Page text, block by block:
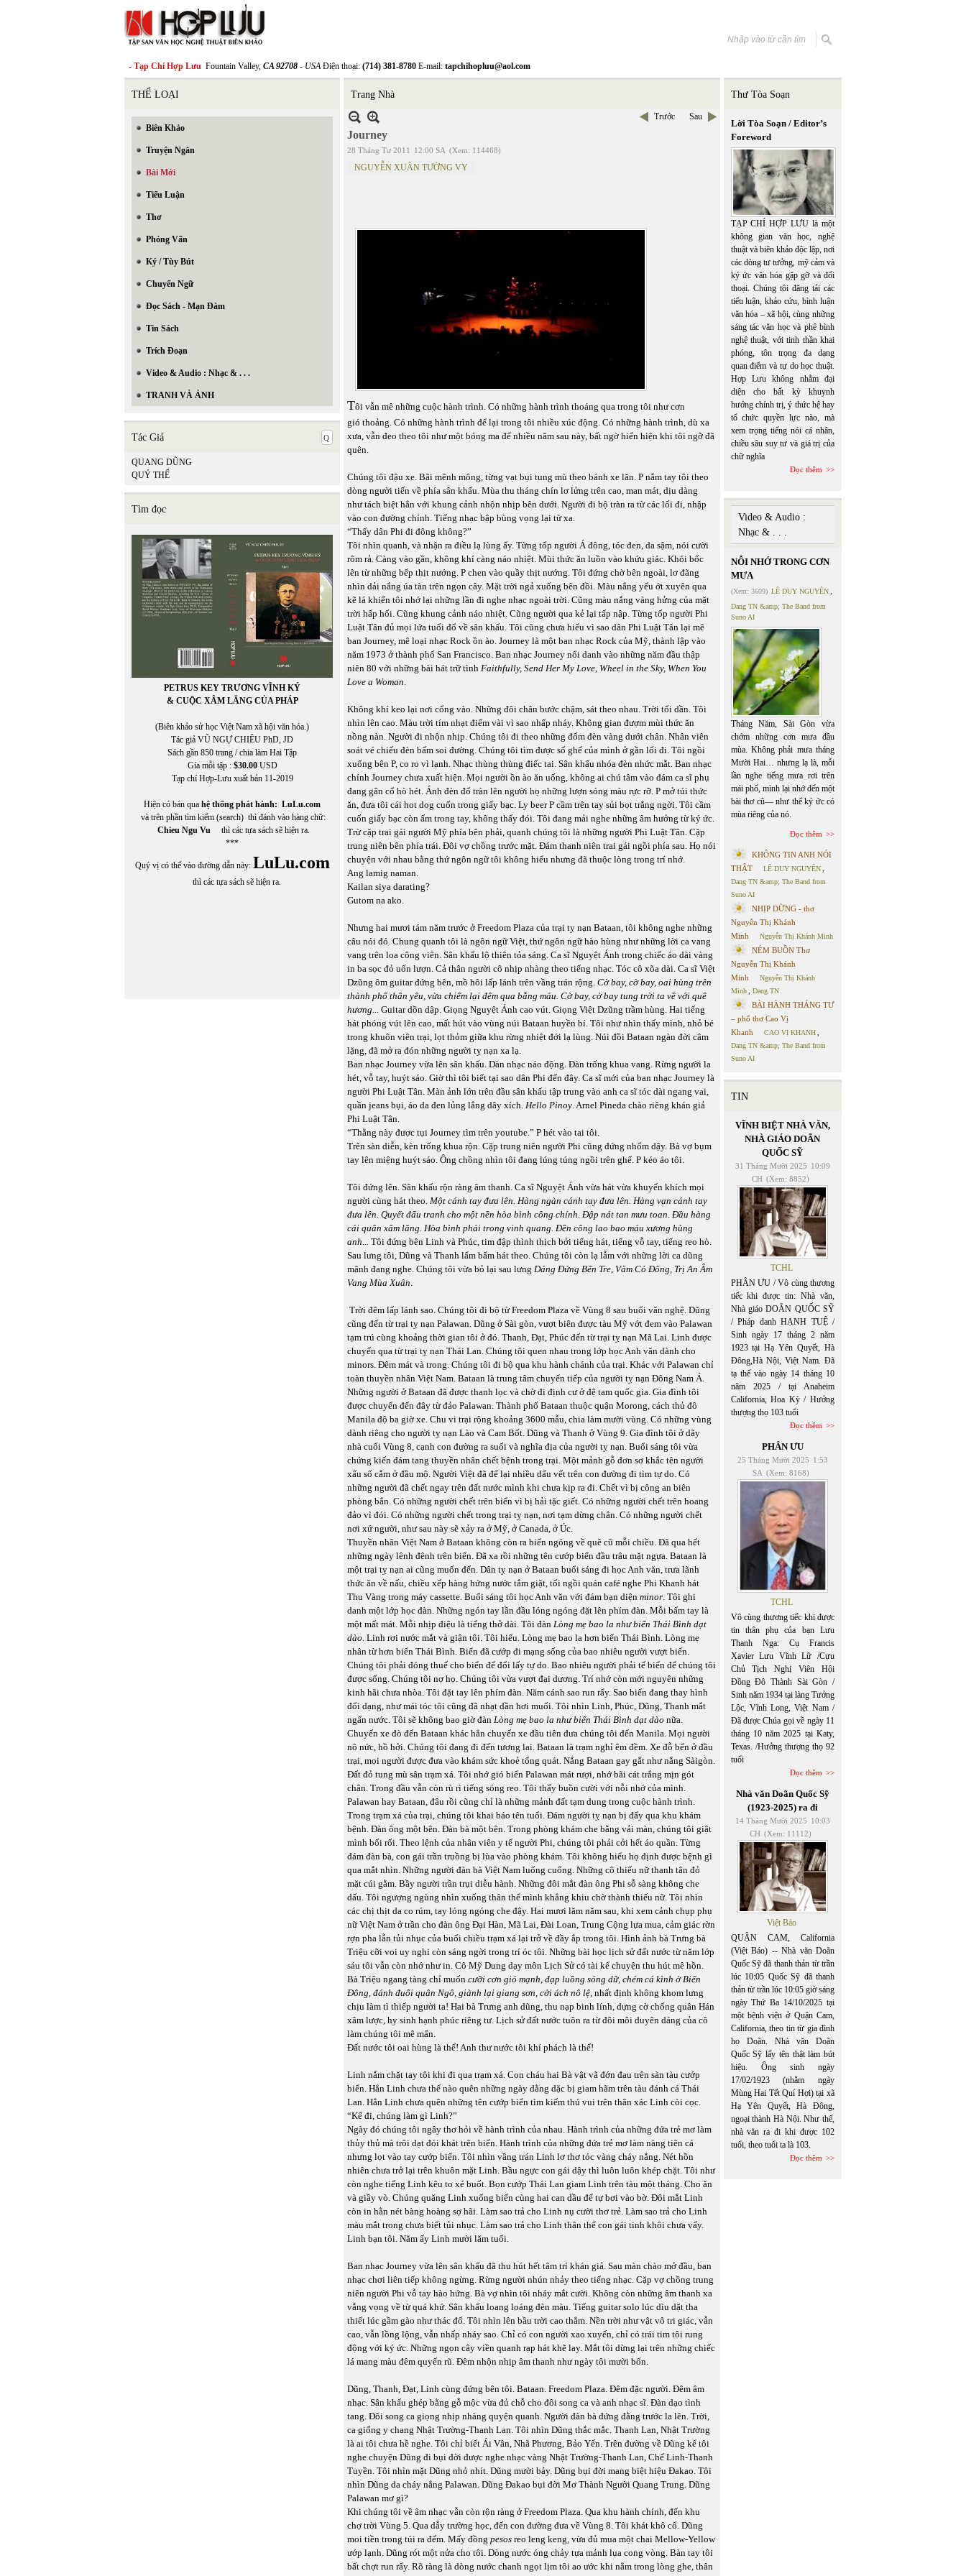
- Tạp Chí Hợp Lưu Fountain Valley, CA 92708 - USAĐiện thoại: (714) 381-8780 E-mail: tapchihopluu@aol.com
THỂ LOẠI
Biên Khảo
Truyện Ngắn
Bài Mới
Tiểu Luận
Thơ
Phỏng Vấn
Ký / Tùy Bút
Chuyển Ngữ
Đọc Sách - Mạn Đàm
Tin Sách
Trích Đoạn
Video & Audio : Nhạc & . . .
TRANH VÀ ẢNH
Tác Giả
QUANG DŨNG
QUÝ THỂ
Tìm đọc
PETRUS KEY TRƯƠNG VĨNH KÝ
& CUỘC XÂM LĂNG CỦA PHÁP
(Biên khảo sử học Việt Nam xã hội văn hóa.)
Tác giả VŨ NGỰ CHIÊU PhD, JD
Sách gần 850 trang / chia làm Hai Tập
Gía mỗi tập : $30.00USD
Tạp chí Hợp-Lưu xuất bản 11-2019
Hiện có bán qua hệ thống phát hành: LuLu.com
và trên phần tìm kiếm (search) thì đánh vào hàng chữ:
Chieu Ngu Vu thì các tựa sách sẽ hiện ra.
***
Quý vị có thể vào đường dẫn này: LuLu.com
thì các tựa sách sẽ hiện ra.
Trang Nhà
Trước Sau
Journey
28 Tháng Tư 2011 12:00 SA (Xem: 114468)
NGUYỄN XUÂN TƯỜNG VY
Tôi vẫn mê những cuộc hành trình. Có những hành trình thoáng qua trong tôi như cơn
gió thoảng. Có những hành trình để lại trong tôi nhiều xúc động. Có những hành trình, dù xa
xưa, vẫn đeo theo tôi như một bóng ma để nhiều năm sau này, bất ngờ hiển hiện khi tôi ngỡ đã
quên.
Chúng tôi đậu xe. Bãi mênh mông, từng vạt bụi tung mù theo bánh xe lăn. P nắm tay tôi theo
dòng người tiến về phía sân khấu. Mùa thu tháng chín lơ lửng trên cao, man mát, dịu dàng
như tách biệt hẳn với khung cảnh nhộn nhịp bên dưới. Người đi bộ tràn ra từ các lối đi, nhập
vào con đường chính. Tiếng nhạc bập bùng vọng lại từ xa.
“Thấy dân Phi đi đông không?”
Tôi nhìn quanh, và nhận ra điều lạ lùng ấy. Từng tốp người Á đông, tóc đen, da sậm, nói cười
rôm rả. Càng vào gần, không khí càng náo nhiệt. Mùi thức ăn luồn vào khứu giác. Khói bốc
lên từ những bếp thịt nướng. P chen vào quầy thịt nướng. Tôi đứng chờ bên ngoài, lơ đãng
nhìn dải nắng úa tàn trên ngọn cây. Mặt trời ngả xuống bên đồi. Màu nắng yếu ớt xuyên qua
kẽ lá khiến tôi nhớ lại những lần đi nghe nhạc ngoài trời. Cũng màu nắng vàng hửng của mặt
trời hấp hối. Cũng khung cảnh náo nhiệt. Cũng người qua kẻ lại tấp nập. Từng tốp người Phi
Luật Tân đủ mọi lứa tuổi đổ về sân khấu. Tôi cũng chưa hiểu vì sao dân Phi Luật Tân lại mê
ban Journey, mê loại nhạc Rock ồn ào. Journey là một ban nhạc Rock của Mỹ, thành lập vào
năm 1973 ở thành phố San Francisco. Ban nhạc Journey nổi danh vào những năm đầu thập
niên 80 với những bài hát trữ tình Faithfully, Send Her My Love, Wheel in the Sky, When You
Love a Woman.
Không khí keo lại nơi cổng vào. Những đôi chân bước chậm, sát theo nhau. Trời tối dần. Tôi
nhìn lên cao. Màu trời tím nhạt điểm vài vì sao nhấp nháy. Không gian đượm mùi thức ăn
nồng nàn. Người đi nhộn nhịp. Chúng tôi đi theo những đốm đèn vàng dưới chân. Nhân viên
soát vé chiếu đèn bấm soi đường. Chúng tôi tìm được số ghế của mình ở gần lối đi. Tôi ngồi
xuống bên P, co ro vì lạnh. Nhạc thùng thùng điếc tai. Sân khấu nhóa đèn nhức mắt. Ban nhạc
chính Journey chưa xuất hiện. Mọi người ồn ào ăn uống, không ai chú tâm vào đám ca sĩ phụ
đang gân cổ hò hét. Ánh đèn đổ tràn lên người họ những lượn sóng màu rực rỡ. P mở túi thức
ăn, đưa tôi cái hot dog cuốn trong giấy bạc. Ly beer P cầm trên tay sủi bọt trắng ngời. Tôi cầm
cuốn giấy bạc còn ấm trong tay, không thấy đói. Tôi đang mải nghe những âm hưởng từ ký ức.
Trừ cặp trai gái người Mỹ phía bên phải, quanh chúng tôi là những người Phi Luật Tân. Cặp
trung niên bên phía trái. Đôi vợ chồng trước mặt. Đám thanh niên trai gái ngồi phía sau. Họ nói
chuyện với nhau bằng thứ ngôn ngữ tôi không hiểu nhưng đã thuộc lòng trong trí nhớ.
Ang lamig naman.
Kailan siya darating?
Gutom na ako.
Nhưng hai mươi tám năm trước ở Freedom Plaza của trại tỵ nạn Bataan, tôi không nghe những
câu nói đó. Chung quanh tôi là ngôn ngữ Việt, thứ ngôn ngữ hào hùng như những lời ca vang
vang trên loa công viên. Sân khấu lộ thiên tỏa sáng. Ca sĩ Nguyệt Ánh trong chiếc áo dài vàng
in ba sọc đỏ uốn lượn. Cả thân người cô nhịp nhàng theo tiếng nhạc. Tóc cô xõa dài. Ca sĩ Việt
Dzũng ôm guitar đứng bên, mồ hôi lấp lánh trên vầng trán rộng. Cờ bay, cờ bay, oai hùng trên
thành phố thân yêu, vừa chiếm lại đêm qua bằng máu. Cờ bay, cờ bay tung trời ta về với quê
hương... Guitar dồn dập. Giọng Nguyệt Ánh cao vút. Giọng Việt Dzũng trầm hùng. Hai tiếng
hát phóng vút lên cao, mất hút vào vùng núi Bataan huyền bí. Tôi như nhìn thấy mình, nhỏ bé
trong khuôn viên trại, lọt thỏm giữa khu rừng nhiệt đới lạ lùng. Núi đồi Bataan ngàn đời câm
lặng, đã mở ra đón những người tỵ nạn xa lạ.
Ban nhạc Journey vừa lên sân khấu. Dàn nhạc náo động. Đàn trống khua vang. Rừng người la
hét, vỗ tay, huýt sáo. Giờ thì tôi biết tại sao dân Phi đến đây. Ca sĩ mới của ban nhạc Journey là
người Phi Luật Tân. Màn ảnh lớn trên đầu sân khấu tập trung vào anh ca sĩ tóc dài ngang vai,
quần jeans bụi, áo da đen lủng lẳng dây xích. Hello Pinoy. Arnel Pineda chào riêng khán giả
Phi Luật Tân.
“Thằng này được tụi Journey tìm trên youtube.” P hét vào tai tôi.
Trên sàn diễn, kèn trống khua rộn. Cặp trung niên người Phi cũng đứng nhổm dậy. Bà vợ bụm
tay lên miệng huýt sáo. Ông chồng nhìn tôi đang lúng túng ngồi trên ghế. P kéo áo tôi.
Tôi đứng lên. Sân khấu rộn ràng âm thanh. Ca sĩ Nguyệt Ánh vừa hát vừa khuyến khích mọi
người cùng hát theo. Một cánh tay đưa lên. Hàng ngàn cánh tay đưa lên. Hàng vạn cánh tay
đưa lên. Quyết đấu tranh cho một nền hòa bình công chính. Đập nát tan mưu toan. Đầu hàng
cái quân xâm lăng. Hòa bình phải trong vinh quang. Đền công lao bao máu xương hùng
anh... Tôi đứng bên Linh và Phúc, tim đập thình thịch bởi tiếng hát, tiếng vỗ tay, tiếng reo hò.
Sau lưng tôi, Dũng và Thanh lẩm bẩm hát theo. Chúng tôi còn lạ lẫm với những lời ca dũng
mãnh đang nghe. Chúng tôi vừa bỏ lại sau lưng Dáng Đứng Bến Tre, Vàm Cỏ Đông, Trị An Âm
Vang Mùa Xuân.
Trời đêm lấp lánh sao. Chúng tôi đi bộ từ Freedom Plaza về Vùng 8 sau buổi văn nghệ. Dũng
cũng đến từ trại tỵ nạn Palawan. Dũng ở Sài gòn, vượt biên được tàu Mỹ vớt đem vào Palawan
tạm trú cùng khoảng thời gian tôi ở đó. Thanh, Đạt, Phúc đến từ trại tỵ nạn Mã Lai. Linh được
chuyển qua từ trại tỵ nạn Thái Lan. Chúng tôi quen nhau trong lớp học Anh văn dành cho
minors. Đêm mát và trong. Chúng tôi đi bộ qua khu hành chánh của trại. Khác với Palawan chỉ
toàn thuyền nhân Việt Nam. Bataan là trung tâm chuyển tiếp của người tỵ nạn Đông Nam Á.
Những người ở Bataan đã được thanh lọc và chờ đi định cư ở đệ tam quốc gia. Gia đình tôi
được chuyển đến đây từ đảo Palawan. Thành phố Bataan thuộc quận Morong, cách thủ đô
Manila độ ba giờ xe. Chu vi trại rộng khoảng 3600 mẫu, chia làm mười vùng. Có những vùng
dành riêng cho người tỵ nạn Lào và Cam Bốt. Dũng và Thanh ở Vùng 9. Gia đình tôi ở dãy
nhà cuối Vùng 8, cạnh con đường ra suối và nghĩa địa của người tỵ nạn. Buổi sáng tôi vừa
chứng kiến đám tang thuyền nhân chết bệnh trong trại. Một mảnh gỗ đơn sơ khắc tên người
xấu số cắm ở đầu mộ. Người Việt đã để lại nhiều dấu vết trên con đường đi tìm tự do. Có
những người đã chết ngay trên đất nước mình khi chưa kịp ra đi. Chết vì bị công an biên
phòng bắn. Có những người chết trên biển vì bị hải tặc giết. Có những người chết trên hoang
đảo vì đói. Có những người chết trong trại tỵ nạn, nơi tạm dừng chân. Có những người chết
nơi xứ người, như sau này sẽ xảy ra ở Mỹ, ở Canada, ở Úc.
Thuyền nhân Việt Nam ở Bataan không còn ra biển ngóng về quê cũ mỗi chiều. Đã qua hết
những ngày lênh đênh trên biển. Đã xa rồi những tên cướp biển đầu trâu mặt ngựa. Bataan là
một trại tỵ nạn ai cũng muốn đến. Dân tỵ nạn ở Bataan buổi sáng đi học Anh văn, trưa lãnh
thức ăn về nấu, chiều xếp hàng hứng nước tắm giặt, tối ngồi quán café nghe Phi Khanh hát
Thu Vàng trong máy cassette. Buổi sáng tôi học Anh văn với đám bạn diện minor. Tôi ghi
danh một lớp học đàn. Những ngón tay lần đầu lóng ngóng đặt lên phím đàn. Mỗi bấm tay là
một mất mát. Mỗi nhịp điệu là tiếng thở dài. Tôi đàn Lòng mẹ bao la như biển Thái Bình dạt
dào. Linh rơi nước mắt và giận tôi. Tôi hiểu. Lòng mẹ bao la hơn biển Thái Bình. Lòng mẹ
nhân từ hơn biển Thái Bình. Biển đã cướp đi mạng sống của bao nhiêu người vượt biển.
Chúng tôi phải đóng thuế cho biển để đổi lấy tự do. Bao nhiêu người phải tế biển để chúng tôi
được sống. Chúng tôi nợ họ. Chúng tôi vừa vượt đại dương. Trí nhớ còn mới nguyên những
kinh hãi chưa nhòa. Tôi đặt tay lên phím đàn. Năm cánh sao run rẩy. Sao biển đang thay hình
đổi dạng, như mái tóc tôi cũng đã nhạt dần hơi muối. Tôi nhìn Linh, Phúc, Dũng, Thanh mắt
ngấn nước. Tôi sẽ không bao giờ đàn Lòng mẹ bao la như biển Thái Bình dạt dào nữa.
Chuyến xe đò đến Bataan khác hẳn chuyến xe đầu tiên đưa chúng tôi đến Manila. Mọi người
nô nức, hồ hởi. Chúng tôi đang đi đến tương lai. Bataan là trạm nghỉ êm đềm. Xe đỗ bến ở đầu
trại, mọi người được đưa vào khám sức khoẻ tổng quát. Nắng Bataan gay gắt như nắng Sàigòn.
Đất đỏ tung mù sân trạm xá. Tôi nhớ gió biển Palawan mát rượi, nhớ bãi cát trắng mịn gót
chân. Trong đầu vẫn còn rù rì tiếng sóng reo. Tôi thấy buồn cười với nỗi nhớ của mình.
Palawan hay Bataan, đâu rồi cũng chỉ là những mảnh đất tạm dung trong cuộc hành trình.
Trong trạm xá của trại, chúng tôi khai báo tên tuổi. Đám người tỵ nạn bị đẩy qua khu khám
bệnh. Đàn ông một bên. Đàn bà một bên. Trong phòng khám che bằng vải màn, chúng tôi giật
mình bối rối. Theo lệnh của nhân viên y tế người Phi, chúng tôi phải cởi hết áo quần. Từng
đám đàn bà, con gái trần truồng bị lùa vào phòng khám. Tôi không hiểu họ định được bệnh gì
qua mắt nhìn. Những người đàn bà Việt Nam luống cuống. Những cô thiếu nữ thanh tân đỏ
mặt cúi gằm. Bầy người trần trụi diễu hành. Những đôi mắt đàn ông Phi sỗ sàng không che
dấu. Tôi ngượng ngùng nhìn xuống thân thể mình khẳng khiu chờ thành thiếu nữ. Tôi nhìn
các chị thịt da co rúm, tay lóng ngóng che đậy. Hai mươi lăm năm sau, khi xem cảnh chụp phụ
nữ Việt Nam ở trần cho đàn ông Đại Hàn, Mã Lai, Đài Loan, Trung Cộng lựa mua, cảm giác rờn
rợn pha lẫn tủi nhục của buổi chiều trạm xá lại trở về đầy ắp trong tôi. Hình ảnh bà Trưng bà
Triệu cỡi voi uy nghi còn sáng ngời trong trí óc tôi. Những bài học lịch sử đất nước từ năm lớp
sáu tôi vẫn còn nhớ như in. Cô Mỹ Dung dạy môn Lịch Sử có tài kể chuyện thu hút mê hồn.
Bà Triệu ngang tàng chỉ muốn cưỡi cơn gió mạnh, đạp luồng sóng dữ, chém cá kình ở Biển
Đông, đánh đuổi quân Ngô, giành lại giang sơn, cởi ách nô lệ, nhất định không khom lưng
chịu làm tì thiếp người ta! Hai bà Trưng anh dũng, thu nạp binh lính, dựng cờ chống quân Hán
xâm lược, hy sinh hạnh phúc riêng tư. Lịch sử đất nước tuôn ra từ đôi môi duyên dáng của cô
làm chúng tôi mê mẩn.
Đất nước tôi oai hùng là thế! Anh thư nước tôi khí phách là thế!
Linh nắm chặt tay tôi khi đi qua trạm xá. Con cháu hai Bà vật vã đớn đau trên sàn tàu cướp
biển. Hẳn Linh chưa thể nào quên những ngày dằng dặc bị giam hãm trên tàu đánh cá Thái
Lan. Hẳn Linh chưa quên những tên cướp biển tìm kiếm thú vui trên thân xác Linh còi cọc.
“Kể đi, chúng làm gì Linh?”
Ngày đó chúng tôi ngây thơ hỏi về hành trình của nhau. Hành trình của những đứa trẻ mơ làm
thủy thủ mà trôi dạt đói khát trên biển. Hành trình của những đứa trẻ mơ làm nàng tiên cá
nhưng lọt vào tay cướp biển. Tôi nhìn vầng trán Linh lơ thơ tóc vàng cháy nắng. Nét hồn
nhiên chưa trở lại trên khuôn mặt Linh. Bầu ngực con gái dậy thì luôn luôn khép chặt. Tôi như
còn nghe tiếng Linh kêu to xé buốt. Bọn cướp Thái Lan giam Linh trên tàu một tháng. Cho ăn
và giầy vò. Chúng quăng Linh xuống biển cùng hai can dầu để tự bơi vào bờ. Đôi mắt Linh
còn in hằn nét bàng hoàng sợ hãi. Làm sao trả cho Linh nụ cười thơ trẻ. Làm sao trả cho Linh
màu mắt trong chưa biết tủi nhục. Làm sao trả cho Linh thân thể con gái tinh khôi chưa vấy.
Linh bạn tôi. Năm ấy Linh mười lăm tuổi.
Ban nhạc Journey vừa lên sân khấu đã thu hút hết tâm trí khán giả. Sau màn chào mở đầu, ban
nhạc chơi liên tiếp không ngừng. Rừng người nhún nhảy theo tiếng nhạc. Cặp vợ chồng trung
niên người Phi vỗ tay hào hứng. Bà vợ nhìn tôi nháy mắt cười. Không còn những âm thanh xa
vắng vọng về từ quá khứ. Sân khấu loang loáng đèn màu. Tiếng guitar solo lúc dìu dặt tha
thiết lúc gầm gào như thác đổ. Tôi nhìn lên bầu trời cao thẳm. Nền trời như vật vô tri giác, vẫn
cao, vẫn lồng lộng, vẫn nhấp nháy sao. Chỉ có con người xao xuyến, chỉ có trái tim tôi rung
động với ký ức. Những ngọn cây viền quanh rạp hát khẽ lay. Mắt tôi dừng lại trên những chiếc
lá mang màu đêm quyến rũ. Đêm nhộn nhịp âm thanh như ngày tôi mười bốn.
Dũng, Thanh, Đạt, Linh cùng đứng bên tôi. Bataan. Freedom Plaza. Đêm đặc người. Đêm âm
nhạc. Sân khấu ghép bằng gỗ mộc vừa đủ chỗ cho đôi song ca và anh nhạc sĩ. Đàn dạo tình
tang. Đôi song ca giọng nhịp nhàng quyện quanh. Người đàn bà đứng đằng trước la lên. Trời,
ca giống y chang Nhật Trường-Thanh Lan. Tôi nhìn Dũng thắc mắc. Thanh Lan, Nhật Trường
là ai tôi chưa hề nghe. Tôi chỉ biết Ái Vân, Nhã Phương, Bảo Yến. Trên đường về Dũng kể tôi
nghe chuyện Dũng đi bụi đời được nghe nhạc vàng Nhật Trường-Thanh Lan, Chế Linh-Thanh
Tuyền. Tôi nhìn mặt Dũng nhỏ nhít. Dũng mười bảy. Dũng bụi đời mang biệt hiệu Đakao. Tôi
nhìn Dũng da cháy nắng Palawan. Dũng Đakao bụi đời Mơ Thành Người Quang Trung. Dũng
Palawan mơ gì?
Khi chúng tôi về âm nhạc vẫn còn rộn ràng ở Freedom Plaza. Qua khu hành chính, đến khu
chợ trời Vùng 5. Qua dẫy trường học, đến con đường đưa về Vùng 8. Tôi khát khô cổ. Dũng
moi tiền trong túi ra đếm. Mấy đồng pesos reo leng keng, vừa đủ mua một chai Mellow-Yellow
ướp lạnh. Dũng rót một nửa cho tôi. Dòng nước óng chảy tựa mảnh lụa cong vòng. Bàn tay tôi
bất chợt run rẩy. Rõ ràng là dòng nước chanh ngọt lịm tôi ao ước khi nằm trong lòng ghe, thân
Thư Tòa Soạn
Lời Tòa Soạn / Editor’s
Foreword
TẠP CHÍ HỢP LƯU là một
không gian văn học, nghệ
thuật và biên khảo độc lập, nơi
các dòng tư tưởng, mỹ cảm và
ký ức văn hóa gặp gỡ và đối
thoại. Chúng tôi đăng tải các
tiểu luận, khảo cứu, bình luận
văn hóa – xã hội, cùng những
sáng tác văn học và phê bình
nghệ thuật, với tinh thần khai
phóng, tôn trọng đa dạng
quan điểm và tự do học thuật.
Hợp Lưu không nhằm đại
diện cho bất kỳ khuynh
hướng chính trị, ý thức hệ hay
tổ chức quyền lực nào, mà
xem trọng tiếng nói cá nhân,
chiều sâu suy tư và giá trị của
chữ nghĩa
Đọc thêm
Video & Audio :
Nhạc & . . .
NỖI NHỚ TRONG CƠN
MƯA
(Xem: 3609) LÊ DUY NGUYÊN
Dang TN &amp; The Band from
Suno AI
Tháng Năm, Sài Gòn vừa
chớm những cơn mưa đầu
mùa. Không phải mưa tháng
Mười Hai… nhưng lạ là, mỗi
lần nghe tiếng mưa rơi trên
mái phố, mình lại nhớ đến một
bài thơ cũ— như thể ký ức có
mùa riêng của nó.
Đọc thêm
KHÔNG TIN ANH NÓI
THẬT
LÊ DUY NGUYÊN
Dang TN &amp; The Band from
Suno AI
NHỊP DỪNG - thơ
Nguyễn Thị Khánh
Minh
Nguyễn Thị Khánh Minh
NÉM BUỒN Thơ
Nguyễn Thị Khánh
Minh
Nguyễn Thị Khánh
Minh
Dang TN
BÀI HÀNH THÁNG TƯ
– phổ thơ Cao Vị
Khanh
CAO VỊ KHANH
Dang TN &amp; The Band from
Suno AI
TIN
VĨNH BIỆT NHÀ VĂN,
NHÀ GIÁO DOÃN
QUỐC SỸ
31 Tháng Mười 2025 10:09
CH (Xem: 8852)
TCHL
PHÂN ƯU / Vô cùng thương
tiếc khi được tin: Nhà văn,
Nhà giáo DOÃN QUỐC SỸ
/ Pháp danh HẠNH TUỆ /
Sinh ngày 17 tháng 2 năm
1923 tại Hạ Yên Quyết, Hà
Đông,Hà Nội, Việt Nam. Đã
tạ thế vào ngày 14 tháng 10
năm 2025 / tại Anaheim
California, Hoa Kỳ / Hưởng
thượng thọ 103 tuổi
Đọc thêm
PHÂN ƯU
25 Tháng Mười 2025 1:53
SA (Xem: 8168)
TCHL
Vô cùng thương tiếc khi được
tin thân phụ của bạn Lưu
Thanh Nga: Cụ Francis
Xavier Lưu Vĩnh Lữ /Cựu
Chủ Tịch Nghị Viên Hội
Đồng Đô Thành Sài Gòn /
Sinh năm 1934 tại làng Tưởng
Lộc, Vĩnh Long, Việt Nam /
Đã được Chúa gọi về ngày 11
tháng 10 năm 2025 tại Katy,
Texas. /Hưởng thượng thọ 92
tuổi
Đọc thêm
Nhà văn Doãn Quốc Sỹ
(1923-2025) ra đi
14 Tháng Mười 2025 10:03
CH (Xem: 11112)
Việt Báo
QUẬN CAM, California
(Việt Báo) -- Nhà văn Doãn
Quốc Sỹ đã thanh thản từ trần
lúc 10:05 Quốc Sỹ đã thanh
thản từ trần lúc 10:05 giờ sáng
ngày Thứ Ba 14/10/2025 tại
một bệnh viện ở Quận Cam,
California, theo tin từ gia đình
họ Doãn. Nhà văn Doãn
Quốc Sỹ lấy tên thật làm bút
hiệu. Ông sinh ngày
17/02/1923 (nhằm ngày
Mùng Hai Tết Quí Hợi) tại xã
Hạ Yên Quyết, Hà Đông,
ngoại thành Hà Nội. Như thế,
nhà văn ra đi khi được 102
tuổi, theo tuổi ta là 103.
Đọc thêm